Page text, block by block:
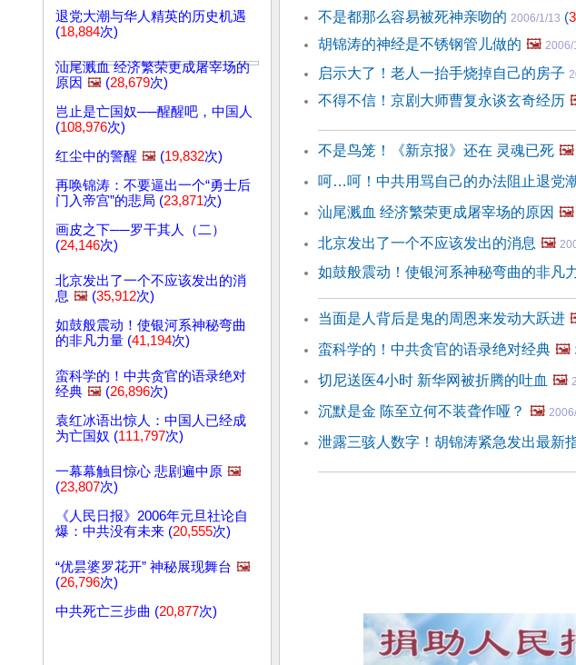
退党大潮与华人精英的历史机遇
(18,884次)
汕尾溅血 经济繁荣更成屠宰场的
原因 🖼️ (28,679次)
岂止是亡国奴──醒醒吧，中国人
(108,976次)
红尘中的警醒 🖼️ (19,832次)
再唤锦涛：不要逼出一个“勇士后
门入帝宫”的悲局 (23,871次)
画皮之下──罗干其人（二）
(24,146次)
北京发出了一个不应该发出的消
息 🖼️ (35,912次)
如鼓般震动！使银河系神秘弯曲
的非凡力量 (41,194次)
蛮科学的！中共贪官的语录绝对
经典 🖼️ (26,896次)
袁红冰语出惊人：中国人已经成
为亡国奴 (111,797次)
一幕幕触目惊心 悲剧遍中原 🖼️
(23,807次)
《人民日报》2006年元旦社论自
爆：中共没有未来 (20,555次)
“优昙婆罗花开” 神秘展现舞台 🖼️
(26,796次)
中共死亡三步曲 (20,877次)
不是都那么容易被死神亲吻的 2006/1/13 (
胡锦涛的神经是不锈钢管儿做的 🖼️ 2006/
启示大了！老人一抬手烧掉自己的房子
不得不信！京剧大师曹复永谈玄奇经历
不是鸟笼！《新京报》还在 灵魂已死 🖼️
呵…呵！中共用骂自己的办法阻止退党
汕尾溅血 经济繁荣更成屠宰场的原因 🖼️
北京发出了一个不应该发出的消息 🖼️
如鼓般震动！使银河系神秘弯曲的非凡
当面是人背后是鬼的周恩来发动大跃进
蛮科学的！中共贪官的语录绝对经典 🖼️
切尼送医4小时 新华网被折腾的吐血 🖼️
沉默是金 陈至立何不装聋作哑？ 🖼️
泄露三骇人数字！胡锦涛紧急发出最新